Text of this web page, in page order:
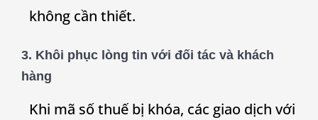
không cần thiết.
3. Khôi phục lòng tin với đối tác và khách
hàng
Khi mã số thuế bị khóa, các giao dịch với